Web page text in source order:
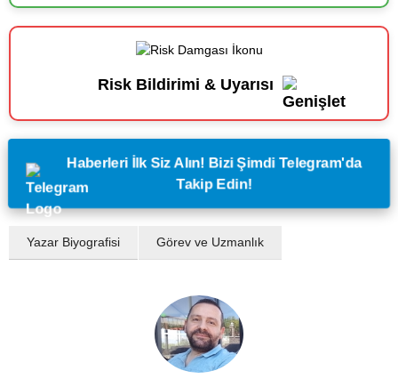
Risk Bildirimi & Uyarısı
Haberleri İlk Siz Alın! Bizi Şimdi Telegram'da
Takip Edin!
Yazar Biyografisi Görev ve Uzmanlık